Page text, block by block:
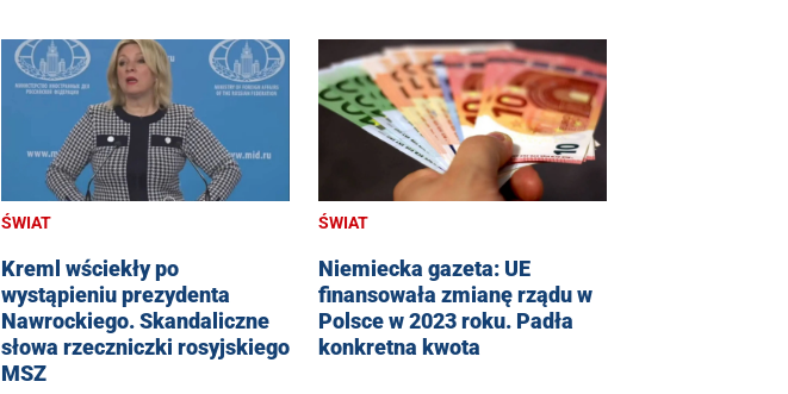
ŚWIAT
Kreml wściekły po
wystąpieniu prezydenta
Nawrockiego. Skandaliczne
słowa rzeczniczki rosyjskiego
MSZ
ŚWIAT
Niemiecka gazeta: UE
finansowała zmianę rządu w
Polsce w 2023 roku. Padła
konkretna kwota